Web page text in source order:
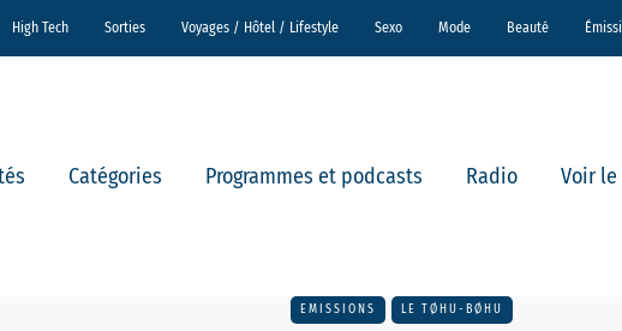
High Tech Sorties Voyages / Hôtel / Lifestyle Sexo Mode Beauté
Catégories Programmes et podcasts Radio Voir
EMISSIONS LE TØHU-BØHU